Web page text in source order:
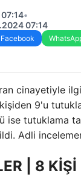
•
07:14
Facebook
cinayetiyle
9'u
ise tutuklama
Adli
| 8 KİŞİ